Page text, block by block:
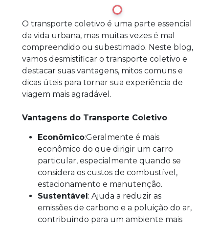
1
O transporte coletivo é uma parte essencial
da vida urbana, mas muitas vezes é mal
compreendido ou subestimado. Neste blog,
vamos desmistificar o transporte coletivo e
destacar suas vantagens, mitos comuns e
dicas úteis para tornar sua experiência de
viagem mais agradável.
Vantagens do Transporte Coletivo
Econômico:Geralmente é mais
econômico do que dirigir um carro
particular, especialmente quando se
considera os custos de combustível,
estacionamento e manutenção.
Sustentável : Ajuda a reduzir as
emissões de carbono e a poluição do ar,
contribuindo para um ambiente mais